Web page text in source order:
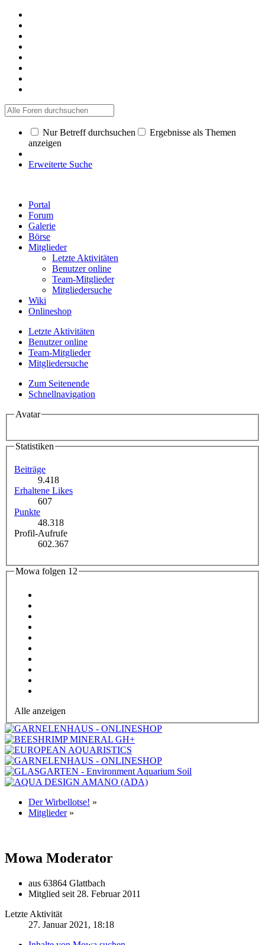
Nur Betreff durchsuchen
Ergebnisse als Themen
anzeigen
Erweiterte Suche
Portal
Forum
Galerie
Börse
Mitglieder
Letzte Aktivitäten
Benutzer online
Team-Mitglieder
Mitgliedersuche
Wiki
Onlineshop
Letzte Aktivitäten
Benutzer online
Team-Mitglieder
Mitgliedersuche
Zum Seitenende
Schnellnavigation
Avatar
Statistiken
Beiträge
9.418
Erhaltene Likes
607
Punkte
48.318
Profil-Aufrufe
602.367
Mowa folgen 12
Alle anzeigen
Der Wirbellotse! »
Mitglieder »
Mowa Moderator
aus 63864 Glattbach
Mitglied seit 28. Februar 2011
Letzte Aktivität
27. Januar 2021, 18:18